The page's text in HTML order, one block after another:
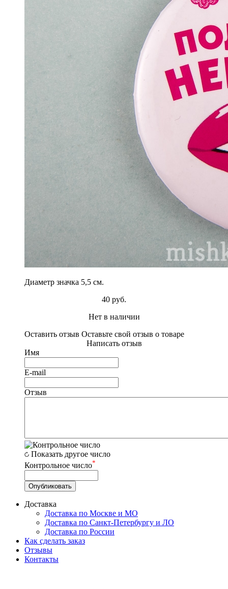
Диаметр значка 5,5 см.
40 руб.
Нет в наличии
Оставить отзыв Оставьте свой отзыв о товаре
Написать отзыв
Имя
E-mail
Отзыв
Показать другое число
Контрольное число*
Доставка
Доставка по Москве и МО
Доставка по Санкт-Петербургу и ЛО
Доставка по России
Как сделать заказ
Отзывы
Контакты